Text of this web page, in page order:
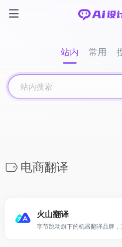
站内 常用
电商翻译
火山翻译